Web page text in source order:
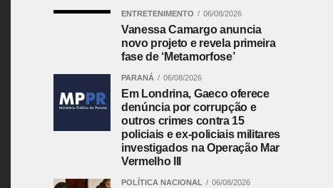
ENTRETENIMENTO 06/08/2026
Vanessa Camargo anuncia
novo projeto e revela primeira
fase de ‘Metamorfose’
PARANÁ 06/08/2026
Em Londrina, Gaeco oferece
denúncia por corrupção e
outros crimes contra 15
policiais e ex-policiais militares
investigados na Operação Mar
Vermelho III
POLÍTICA NACIONAL 06/08/2026